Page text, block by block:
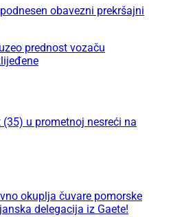
obavezni prekršajni
prednost vozaču
u prometnoj nesreći na
okuplja čuvare pomorske
delegacija iz Gaete!